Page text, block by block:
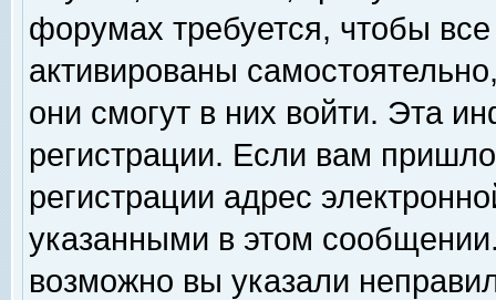
форумах требуется, чтобы
активированы
они смогут в них войти. Эта
регистрации. Если вам
регистрации адрес
указанными в этом
возможно вы указали